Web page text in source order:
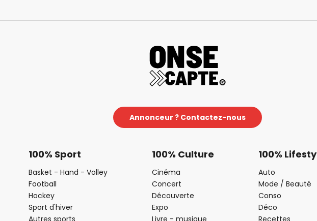
Annonceur ? Contactez-nous
100% Sport
Basket - Hand - Volley
Football
Hockey
Sport d'hiver
Autres sports
100% Culture
Cinéma
Concert
Découverte
Expo
Livre - musique
100%
Auto
Mode / Beauté
Conso
Déco
Recettes